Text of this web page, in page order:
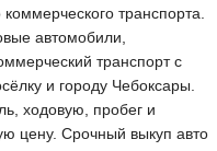
транспорта.
автомобили,
транспорт с
и городу Чебоксары.
ходовую, пробег и
цену. Срочный выкуп авто